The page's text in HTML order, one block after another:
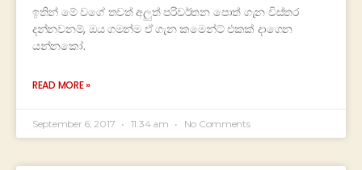
ඉතින් මේ වගේ තවත් අලුත් පරිවර්තන පොත් ගැන විස්තර
දන්නවනම්, ඔය ගමන්ම ඒ ගැන කමෙන්ට් එකක් දාගෙන
යන්නකෝ.
READ MORE »
September 6, 2017 11:34 am No Comments